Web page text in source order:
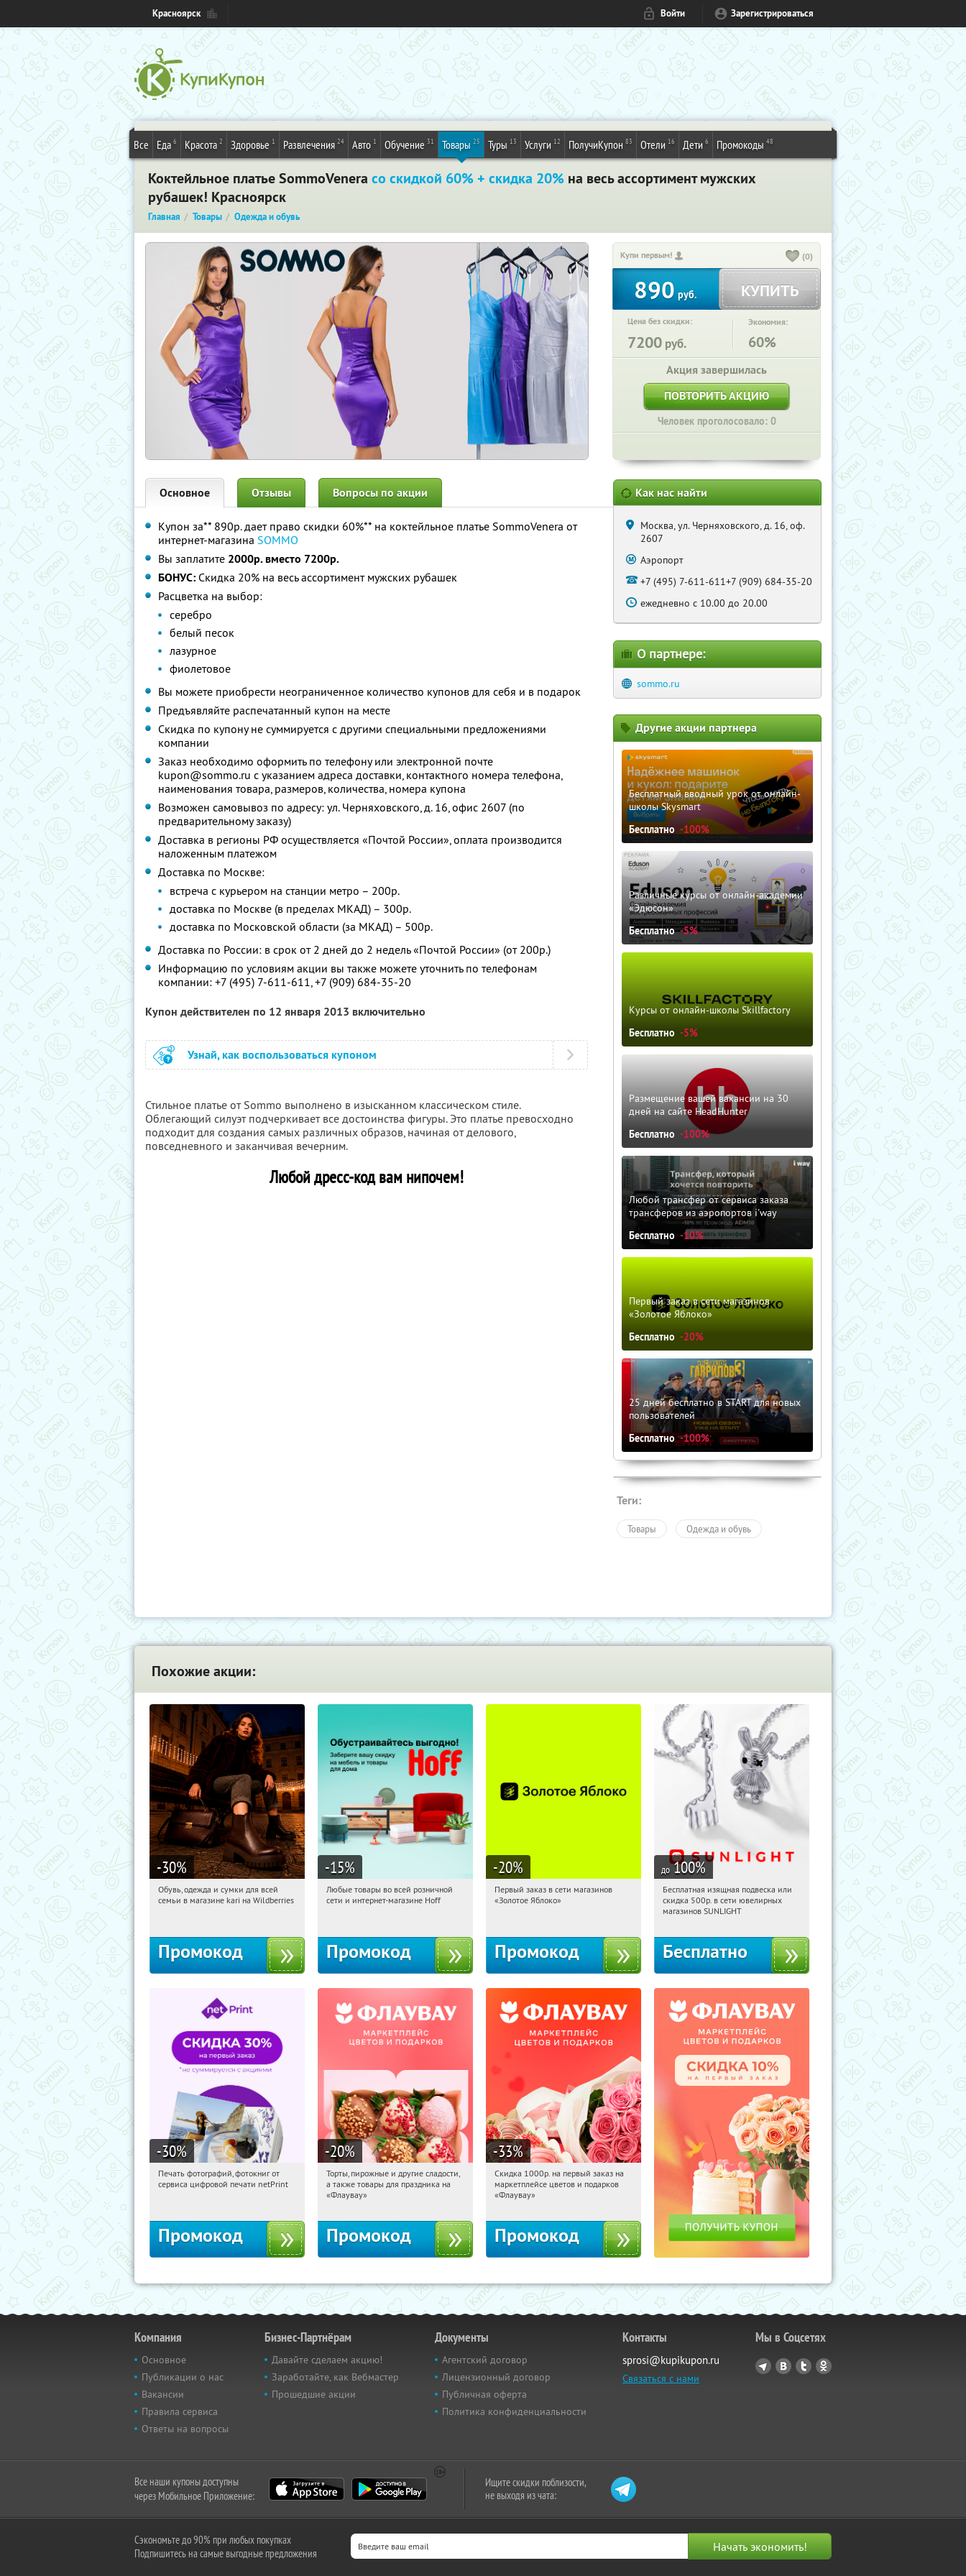
Красноярск Войти Зарегистрироваться
Все Еда 6 Красота 2 Здоровье 1 Развлечения 24 Авто 1 Обучение 31 Товары 25 Туры 13 Услуги 12 ПолучиКупон 83 Отели 16 Дети 6 Промокоды 48
Коктейльное платье SommoVenera со скидкой 60% + скидка 20% на весь ассортимент мужских
рубашек! Красноярск
Главная Товары Одежда и обувь
Купи первым! (0)
890 руб. КУПИТЬ
Цена без скидки:
7200 руб.
Экономия:
60%
Акция завершилась
ПОВТОРИТЬ АКЦИЮ
Человек проголосовало: 0
Основное Отзывы Вопросы по акции
Купон за** 890р. дает право скидки 60%** на коктейльное платье SommoVenera от
интернет-магазина SOMMO
Вы заплатите 2000р. вместо 7200р.
БОНУС: Скидка 20% на весь ассортимент мужских рубашек
Расцветка на выбор:
серебро
белый песок
лазурное
фиолетовое
Вы можете приобрести неограниченное количество купонов для себя и в подарок
Предъявляйте распечатанный купон на месте
Скидка по купону не суммируется с другими специальными предложениями
компании
Заказ необходимо оформить по телефону или электронной почте
kupon@sommo.ru с указанием адреса доставки, контактного номера телефона,
наименования товара, размеров, количества, номера купона
Возможен самовывоз по адресу: ул. Черняховского, д. 16, офис 2607 (по
предварительному заказу)
Доставка в регионы РФ осуществляется «Почтой России», оплата производится
наложенным платежом
Доставка по Москве:
встреча с курьером на станции метро – 200р.
доставка по Москве (в пределах МКАД) – 300р.
доставка по Московской области (за МКАД) – 500р.
Доставка по России: в срок от 2 дней до 2 недель «Почтой России» (от 200р.)
Информацию по условиям акции вы также можете уточнить по телефонам
компании: +7 (495) 7-611-611, +7 (909) 684-35-20
Купон действителен по 12 января 2013 включительно
Узнай, как воспользоваться купоном
Стильное платье от Sommo выполнено в изысканном классическом стиле.
Облегающий силуэт подчеркивает все достоинства фигуры. Это платье превосходно
подходит для создания самых различных образов, начиная от делового,
повседневного и заканчивая вечерним.
Любой дресс-код вам нипочем!
Как нас найти
Москва, ул. Черняховского, д. 16, оф.
2607
Аэропорт
+7 (495) 7-611-611+7 (909) 684-35-20
ежедневно с 10.00 до 20.00
О партнере:
sommo.ru
Другие акции партнера
Бесплатный вводный урок от онлайн-
школы Skysmart
Бесплатно -100%
Различные курсы от онлайн-академии
«Эдюсон»
Бесплатно -5%
Курсы от онлайн-школы Skillfactory
Бесплатно -5%
Размещение вашей вакансии на 30
дней на сайте HeadHunter
Бесплатно -100%
Любой трансфер от сервиса заказа
трансферов из аэропортов i'way
Бесплатно -10%
Первый заказ в сети магазинов
«Золотое Яблоко»
Бесплатно -20%
25 дней бесплатно в START для новых
пользователей
Бесплатно -100%
Теги:
Товары Одежда и обувь
Похожие акции:
-30%
03:36:12 Получили:
Обувь, одежда и сумки для всей
семьи в магазине kari на Wildberries
Промокод
-15%
03:36:12 Получили:
Любые товары во всей розничной
сети и интернет-магазине Hoff
Промокод
-20%
03:36:12
Получи первым!
Первый заказ в сети магазинов
«Золотое Яблоко»
Промокод
до 100%
03:36:12 Получили:
Россия
Бесплатная изящная подвеска или
скидка 500р. в сети ювелирных
магазинов SUNLIGHT
Бесплатно
-30%
03:36:12 Получили:
Печать фотографий, фотокниг от
сервиса цифровой печати netPrint
Промокод
-20%
03:36:12 Получили:
Россия
Торты, пирожные и другие сладости,
а также товары для праздника на
«Флаувау»
Промокод
-33%
03:36:12 Получили:
Россия
Скидка 1000р. на первый заказ на
маркетплейсе цветов и подарков
«Флаувау»
Промокод
Компания
Основное
Публикации о нас
Вакансии
Правила сервиса
Ответы на вопросы
Бизнес-Партнёрам
Давайте сделаем акцию!
Заработайте, как Вебмастер
Прошедшие акции
Документы
Агентский договор
Лицензионный договор
Публичная оферта
Политика конфиденциальности
Контакты
sprosi@kupikupon.ru
Связаться с нами
Мы в Соцсетях
Все наши купоны доступны
через Мобильное Приложение:
Ищите скидки поблизости,
не выходя из чата:
Сэкономьте до 90% при любых покупках
Подпишитесь на самые выгодные предложения